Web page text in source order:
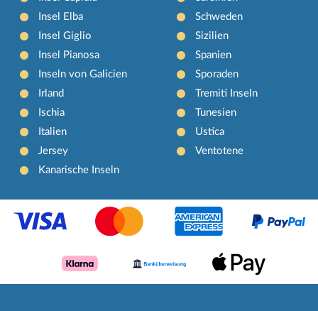
Insel Elba
Insel Giglio
Insel Pianosa
Inseln von Galicien
Irland
Ischia
Italien
Jersey
Kanarische Inseln
Schweden
Sizilien
Spanien
Sporaden
Tremiti Inseln
Tunesien
Ustica
Ventotene